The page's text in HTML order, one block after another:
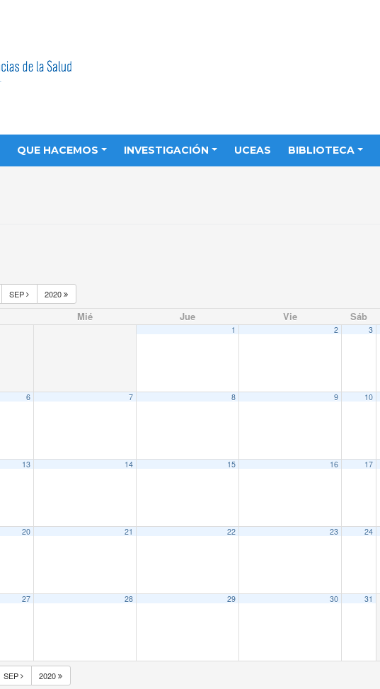
QUE HACEMOS INVESTIGACIÓN UCEAS BIBLIOTECA
SEP 2020
Mié Jue Vie Sáb
1 2 3
6 7 8 9 10
13 14 15 16 17
20 21 22 23 24
27 28 29 30 31
SEP 2020